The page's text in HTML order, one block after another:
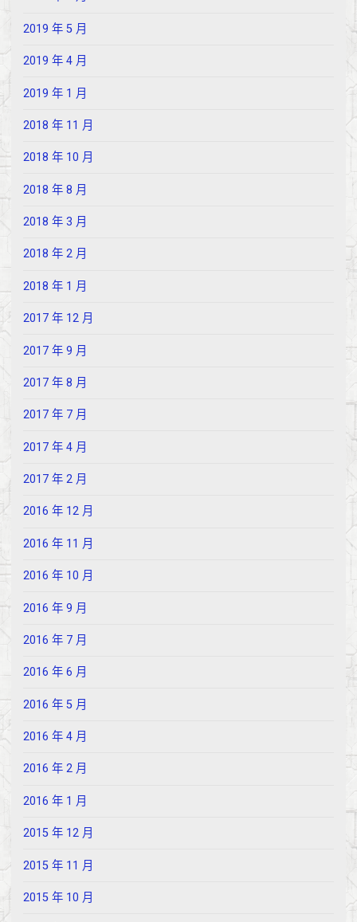
2019 年 5 月
2019 年 4 月
2019 年 1 月
2018 年 11 月
2018 年 10 月
2018 年 8 月
2018 年 3 月
2018 年 2 月
2018 年 1 月
2017 年 12 月
2017 年 9 月
2017 年 8 月
2017 年 7 月
2017 年 4 月
2017 年 2 月
2016 年 12 月
2016 年 11 月
2016 年 10 月
2016 年 9 月
2016 年 7 月
2016 年 6 月
2016 年 5 月
2016 年 4 月
2016 年 2 月
2016 年 1 月
2015 年 12 月
2015 年 11 月
2015 年 10 月